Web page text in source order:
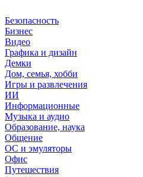
Безопасность
Бизнес
Видео
Графика и дизайн
Демки
Дом, семья, хобби
Игры и развлечения
ИИ
Информационные
Музыка и аудио
Образование, наука
Общение
ОС и эмуляторы
Офис
Путешествия